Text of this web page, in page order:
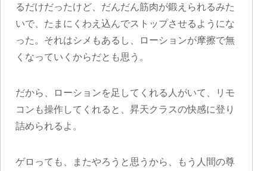
るだけだったけど、だんだん筋肉が鍛えられるみた
いで、たまにくわえ込んでストップさせるようにな
った。それはシメもあるし、ローションが摩擦で無
くなっていくからだとも思う。
だから、ローションを足してくれる人がいて、リモ
コンも操作してくれると、昇天クラスの快感に登り
詰められるよ。
ゲロっても、またやろうと思うから、もう人間の尊